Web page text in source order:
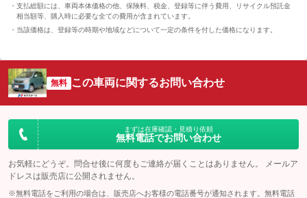
支払総額には、車両本体価格の他、保険料、税金、登録等に伴う費用、リサイクル預託金
相当額等、購入時に必要な全ての費用が含まれています。
当該価格は、登録等の時期や地域などについて一定の条件を付した価格になります。
無料 この車両に関するお問い合わせ
まずは在庫確認・見積り依頼
無料電話でお問い合わせ
お気軽にどうぞ。問合せ後に何度もご連絡が届くことはありません。 メールア
ドレスは販売店に公開されません。
※無料電話をご利用の場合は、販売店へお客様の電話番号が通知されます。無料電話